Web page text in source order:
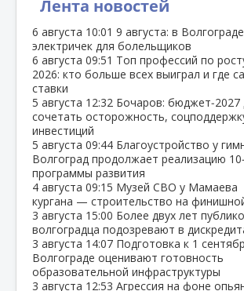
Лента новостей
6 августа 10:01 9 августа: в
электричек для болельщиков
6 августа 09:51 Топ профессий по
2026: кто больше всех выиграл и где
ставки
5 августа 12:32 Бочаров:
сочетать осторожность,
инвестиций
5 августа 09:44 Благоустройство у
Волгоград продолжает реализацию
программы развития
4 августа 09:15 Музей СВО у Мамаева
кургана — строительство на
3 августа 15:00 Более двух лет
волгоградца подозревают в
3 августа 14:07 Подготовка к 1
Волгограде оценивают готовность
образовательной инфраструктуры
3 августа 12:53 Агрессия на фоне